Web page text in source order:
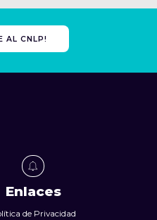
AL CNLP!
Enlaces
de Privacidad